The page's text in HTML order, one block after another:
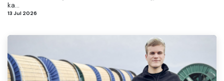
ka...
13 Jul 2026